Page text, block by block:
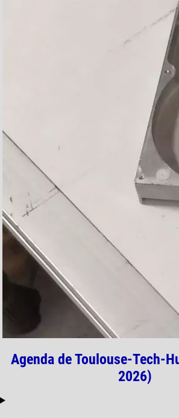
Agenda de Toulouse-Tech-
2026)